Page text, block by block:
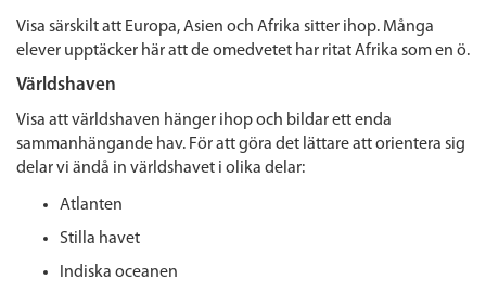
Visa särskilt att Europa, Asien och Afrika sitter ihop. Många
elever upptäcker här att de omedvetet har ritat Afrika som en ö.
Världshaven
Visa att världshaven hänger ihop och bildar ett enda
sammanhängande hav. För att göra det lättare att orientera sig
delar vi ändå in världshavet i olika delar:
Atlanten
Stilla havet
Indiska oceanen